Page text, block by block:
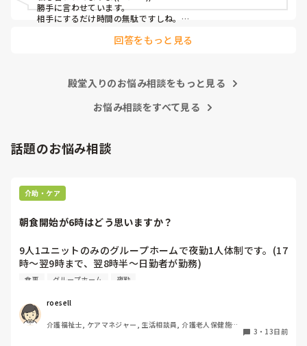
分かっているのにこれ以上何を私はすればいいですか。辞め
たいです、でもここで辞めるのも癪です。しっぽ巻いて逃げ
話をしない。話かけれる雰囲気でもない。上司も知ってか知
勝手に言わせています。
相手にするだけ時間の無駄ですしね。
過ごした方が得よ。転職なんていつでも出来るし辞めたい時は
回答をもっと見る
殿堂入りのお悩み相談をもっと見る
お悩み相談をすべて見る
話題のお悩み相談
介助・ケア
朝食開始が6時はどう思いますか？
9人1ユニットのみのグループホームで夜勤1人体制です。(17
時〜翌9時まで、翌8時半〜日勤者が勤務)
朝食は夜勤者がご飯・汁物・主菜を作り、後片付け(食器洗
9時〜午前の活動開始です。
私自身は日勤のみで、グループホームでの夜勤はしたことが
ありません。
食事 グループホーム 夜勤
roesell
介護福祉士, ケアマネジャー, 生活相談員, 介護老人保健施設,
3 ・ 13日前